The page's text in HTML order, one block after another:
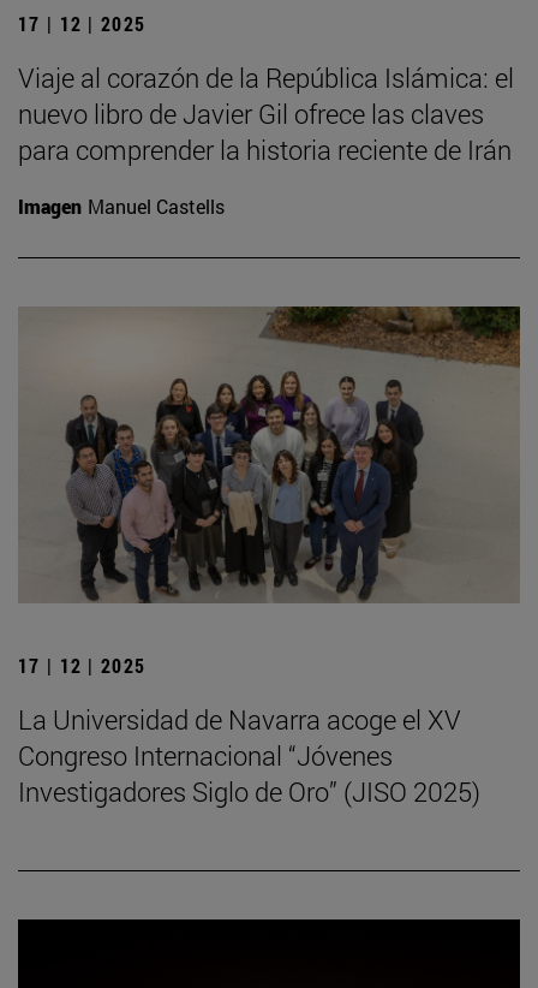
17 | 12 | 2025
Viaje al corazón de la República Islámica: el
nuevo libro de Javier Gil ofrece las claves
para comprender la historia reciente de Irán
Imagen Manuel Castells
17 | 12 | 2025
La Universidad de Navarra acoge el XV
Congreso Internacional “Jóvenes
Investigadores Siglo de Oro” (JISO 2025)